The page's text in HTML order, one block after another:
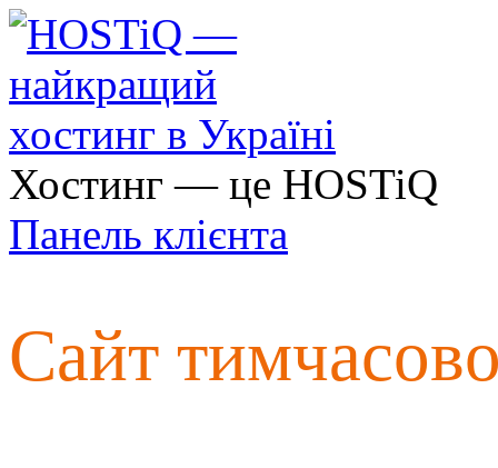
Хостинг — це HOSTiQ
Панель клієнта
Сайт